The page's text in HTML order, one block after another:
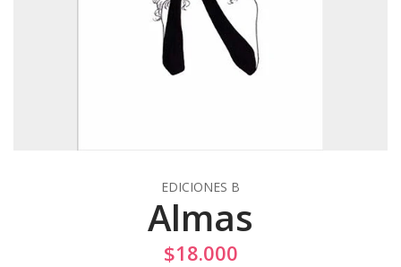
EDICIONES B
Almas
$18.000